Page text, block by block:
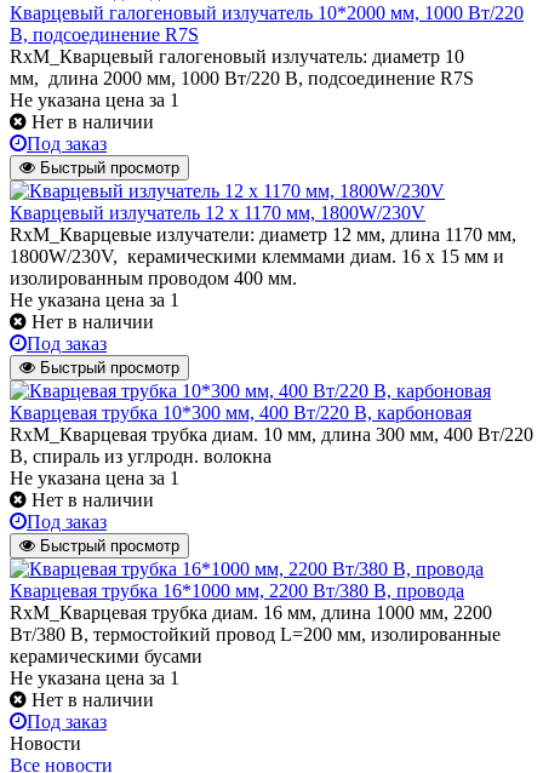
Кварцевый галогеновый излучатель 10*2000 мм, 1000 Вт/220
В, подсоединение R7S
RxM_Кварцевый галогеновый излучатель: диаметр 10
мм, длина 2000 мм, 1000 Вт/220 В, подсоединение R7S
Не указана цена за 1
Нет в наличии
Под заказ
Быстрый просмотр
Кварцевый излучатель 12 х 1170 мм, 1800W/230V
RxM_Кварцевые излучатели: диаметр 12 мм, длина 1170 мм,
1800W/230V, керамическими клеммами диам. 16 х 15 мм и
изолированным проводом 400 мм.
Не указана цена за 1
Нет в наличии
Под заказ
Быстрый просмотр
Кварцевая трубка 10*300 мм, 400 Вт/220 В, карбоновая
RxM_Кварцевая трубка диам. 10 мм, длина 300 мм, 400 Вт/220
В, спираль из углродн. волокна
Не указана цена за 1
Нет в наличии
Под заказ
Быстрый просмотр
Кварцевая трубка 16*1000 мм, 2200 Вт/380 В, провода
RxM_Кварцевая трубка диам. 16 мм, длина 1000 мм, 2200
Вт/380 В, термостойкий провод L=200 мм, изолированные
керамическими бусами
Не указана цена за 1
Нет в наличии
Под заказ
Новости
Все новости